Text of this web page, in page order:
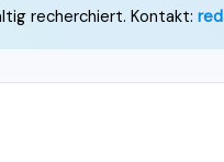
recherchiert. Kontakt: